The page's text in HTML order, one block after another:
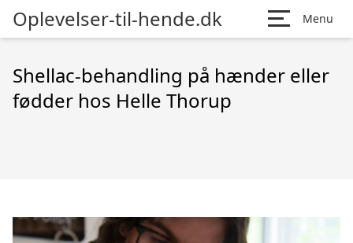
Oplevelser-til-hende.dk Menu
Shellac-behandling på hænder eller
fødder hos Helle Thorup